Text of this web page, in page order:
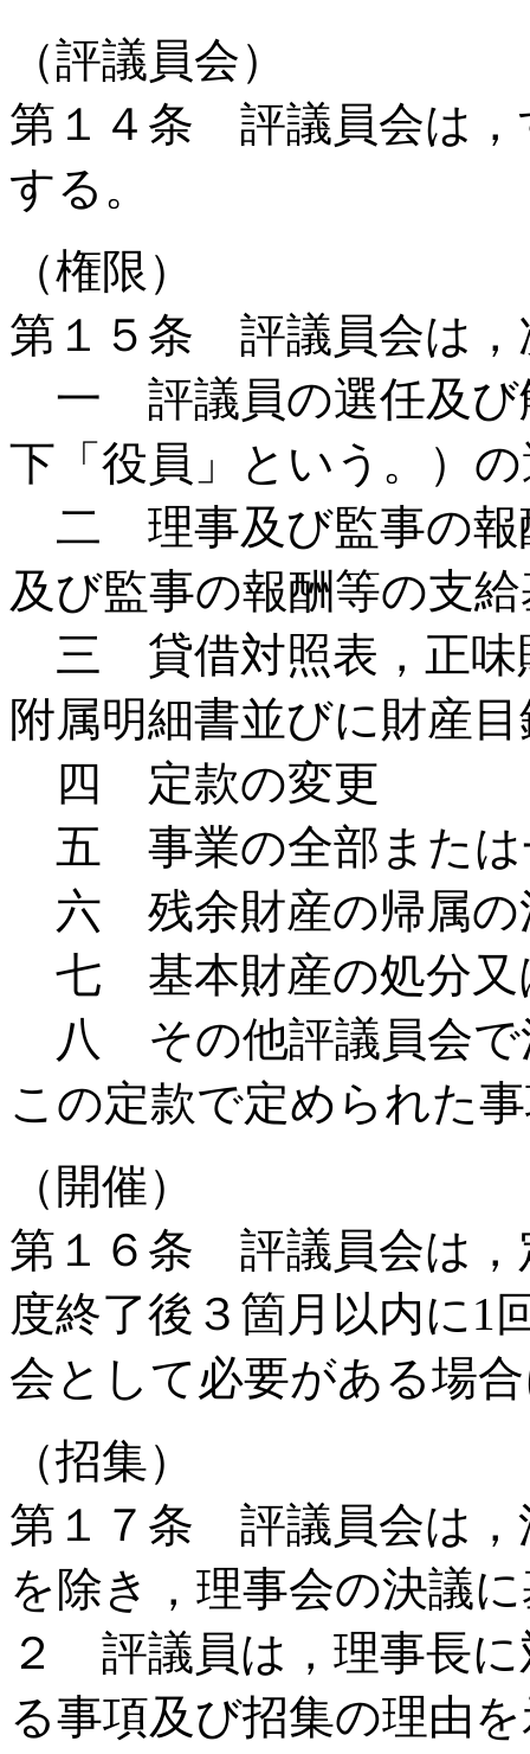
（評議員会）
第１４条 評議員会は，
する。
（権限）
第１５条 評議員会は，
一 評議員の選任及び
下「役員」という。）
二 理事及び監事の報
及び監事の報酬等の支
三 貸借対照表，正味
附属明細書並びに財産
四 定款の変更
五 事業の全部または
六 残余財産の帰属の
七 基本財産の処分又
八 その他評議員会で
この定款で定められた
（開催）
第１６条 評議員会は，
度終了後３箇月以内に1
会として必要がある場
（招集）
第１７条 評議員会は，
を除き，理事会の決議
２ 評議員は，理事長に
る事項及び招集の理由